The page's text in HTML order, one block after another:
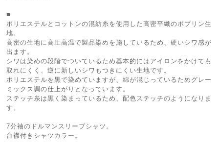
■
ポリエステルとコットンの混紡糸を使用した高密平織のポプリン生
地。
高密の生地に高圧高温で製品染めを施しているため、硬いシワ感が
出ます。
シワは染めの段階でついているため基本的にはアイロンをかけても
取れにくく、逆に新しいシワもつきにくい生地です。
ポリエステルを黒で染めていますが、綿が混じっているためグレー
ミックス調の仕上がりとなっています。
ステッチ糸は黒く染まっているため、配色ステッチのようになりま
す。
7分袖のドルマンスリーブシャツ。
台襟付きシャツカラー。